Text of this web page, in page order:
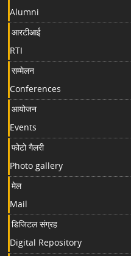
Alumni
आरटीआई
RTI
सम्मेलन
Conferences
आयोजन
Events
फोटो गैलरी
Photo gallery
मेल
Mail
डिजिटल संग्रह
Digital Repository